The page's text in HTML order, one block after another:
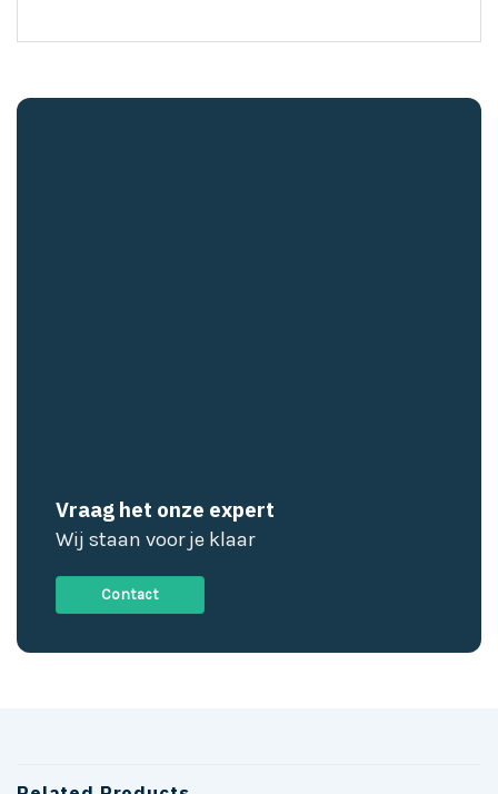
Vraag het onze expert
Wij staan voor je klaar
Contact